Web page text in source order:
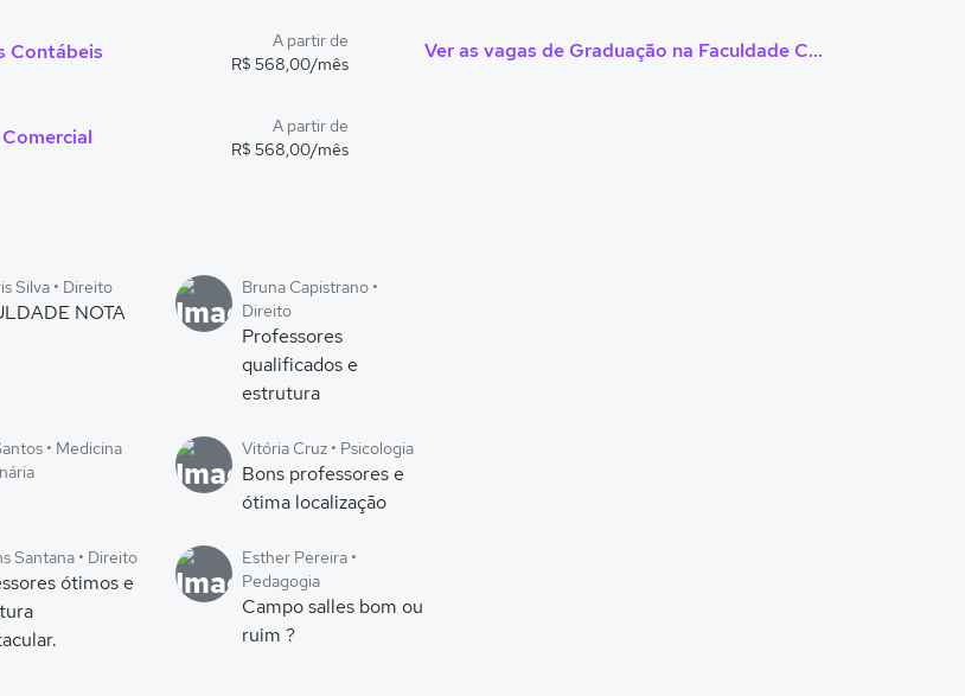
Contábeis
A partir de
R$ 568,00/mês
A partir de
R$ 568,00/mês
Ver as vagas de Graduação na Faculdade Campos Salles
Silva • Direito
NOTA
Bruna Capistrano •
Direito
Professores
qualificados e
estrutura
• Medicina
Vitória Cruz • Psicologia
Bons professores e
ótima localização
Santana • Direito
ótimos e
Esther Pereira •
Pedagogia
Campo salles bom ou
ruim ?